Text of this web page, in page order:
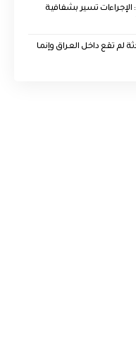
تسير بشفافية
لم تقع داخل العراق وإنما